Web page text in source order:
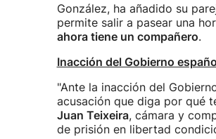
González, ha añadido su
permite salir a pasear una
ahora tiene un compañero.
Inacción del Gobierno
"Ante la inacción del
acusación que diga por qué
Juan Teixeira, cámara y
de prisión en libertad